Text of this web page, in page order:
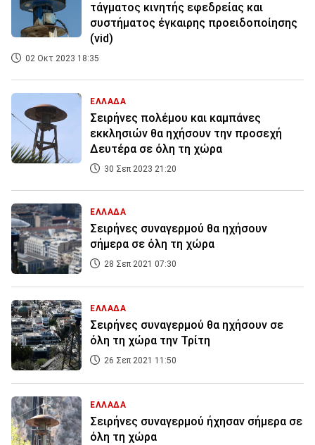
τάγματος κινητής εφεδρείας και
συστήματος έγκαιρης προειδοποίησης
(vid)
02 Οκτ 2023 18:35
ΕΛΛΑΔΑ
Σειρήνες πολέμου και καμπάνες
εκκλησιών θα ηχήσουν την προσεχή
Δευτέρα σε όλη τη χώρα
30 Σεπ 2023 21:20
ΕΛΛΑΔΑ
Σειρήνες συναγερμού θα ηχήσουν
σήμερα σε όλη τη χώρα
28 Σεπ 2021 07:30
ΕΛΛΑΔΑ
Σειρήνες συναγερμού θα ηχήσουν σε
όλη τη χώρα την Τρίτη
26 Σεπ 2021 11:50
ΕΛΛΑΔΑ
Σειρήνες συναγερμού ήχησαν σήμερα σε
όλη τη χώρα